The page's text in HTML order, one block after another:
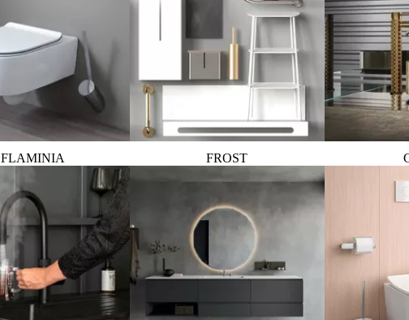
FLAMINIA FROST